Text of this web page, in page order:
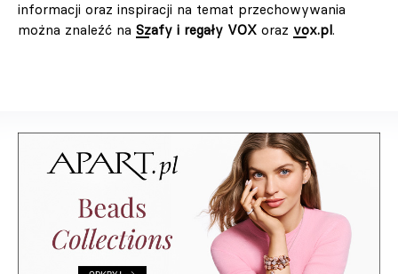
informacji oraz inspiracji na temat przechowywania
można znaleźć na Szafy i regały VOX oraz vox.pl.